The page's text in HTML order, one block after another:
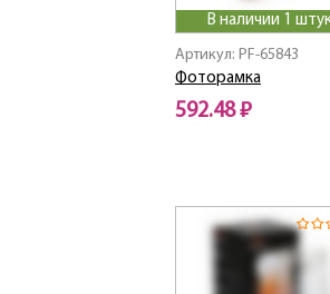
В наличии 1
Артикул: PF-65843
Фоторамка
592.48 ₽